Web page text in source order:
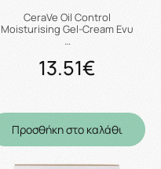
CeraVe Oil Control
Moisturising Gel-Cream Ενυ
…
13.51€
Προσθήκη στο καλάθι